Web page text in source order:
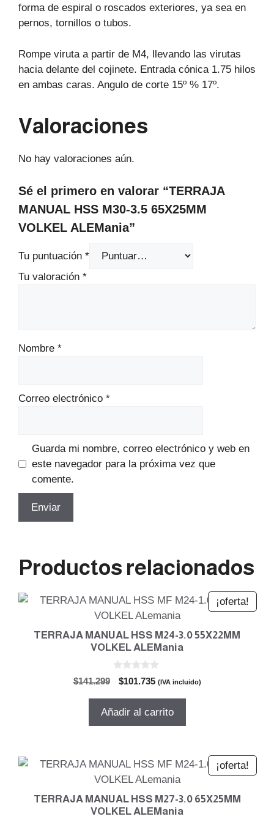
forma de espiral o roscados exteriores, ya sea en
pernos, tornillos o tubos.
Rompe viruta a partir de M4, llevando las virutas
hacia delante del cojinete. Entrada cónica 1.75 hilos
en ambas caras. Angulo de corte 15º % 17º.
Valoraciones
No hay valoraciones aún.
Sé el primero en valorar “TERRAJA
MANUAL HSS M30-3.5 65X25MM
VOLKEL ALEMania”
Tu puntuación *
Tu valoración *
Nombre *
Correo electrónico *
Guarda mi nombre, correo electrónico y web en
este navegador para la próxima vez que
comente.
Productos relacionados
¡oferta!
TERRAJA MANUAL HSS M24-3.0 55X22MM
VOLKEL ALEMania
$141.299
El
original
$101.735El
actual
(IVA incluido)
Añadir al carrito
¡oferta!
TERRAJA MANUAL HSS M27-3.0 65X25MM
VOLKEL ALEMania